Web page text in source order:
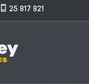
25 817 821